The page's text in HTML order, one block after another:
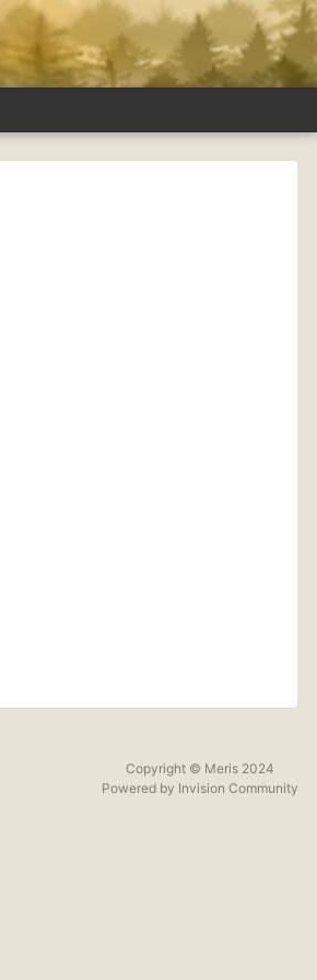
Copyright © Meris 2024
Powered by Invision Community